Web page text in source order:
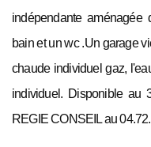
indépendante
bain et un wc .Un garage
chaude individuel gaz,
individuel. Disponible au
REGIE CONSEIL au